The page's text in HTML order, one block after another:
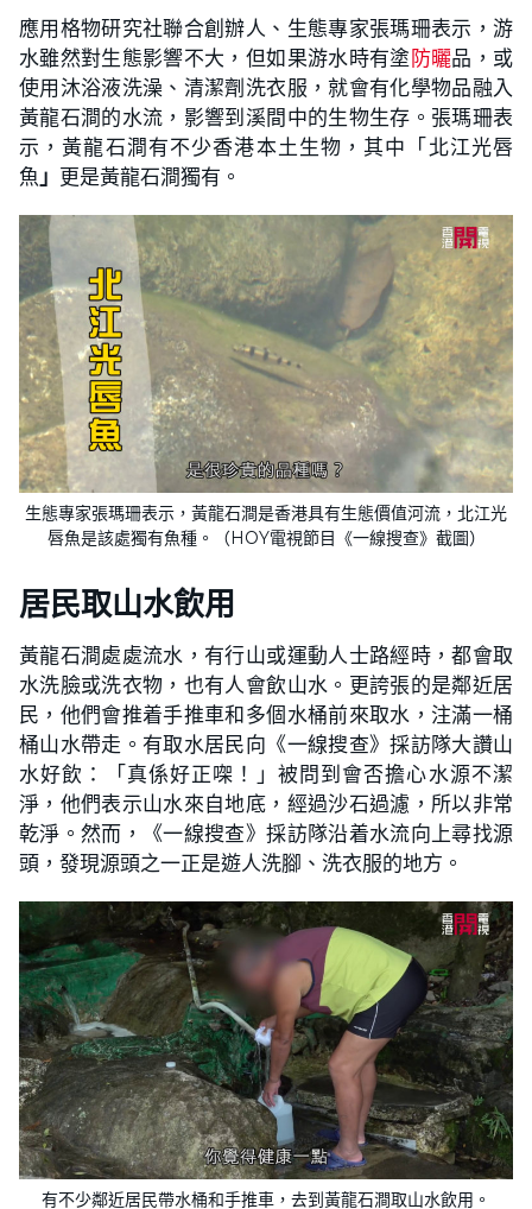
應用格物研究社聯合創辦人、生態專家張瑪珊表示，游
水雖然對生態影響不大，但如果游水時有塗防曬品，或
使用沐浴液洗澡、清潔劑洗衣服，就會有化學物品融入
黃龍石澗的水流，影響到溪間中的生物生存。張瑪珊表
示，黃龍石澗有不少香港本土生物，其中「北江光唇
魚 」 更是黃龍石澗獨有。
生態專家張瑪珊表示，黃龍石澗是香港具有生態價值河流，北江光
唇魚是該處獨有魚種。（HOY電視節目《一線搜查》截圖）
居民取山水飲用
黃龍石澗處處流水，有行山或運動人士路經時，都會取
水洗臉或洗衣物，也有人會飲山水。更誇張的是鄰近居
民，他們會推着手推車和多個水桶前來取水，注滿一桶
桶山水帶走。有取水居民向《一線搜查》採訪隊大讚山
水好飲：「真係好正㗎！」被問到會否擔心水源不潔
淨，他們表示山水來自地底，經過沙石過濾，所以非常
乾淨。然而，《一線搜查》採訪隊沿着水流向上尋找源
頭，發現源頭之一正是遊人洗腳、洗衣服的地方。
有不少鄰近居民帶水桶和手推車，去到黃龍石澗取山水飲用。